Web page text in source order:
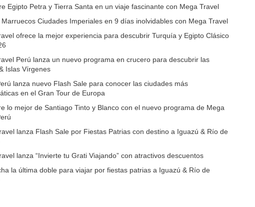
Egipto Petra y Tierra Santa en un viaje fascinante con Mega Travel
Ciudades Imperiales en 9 días inolvidables con Mega Travel
ofrece la mejor experiencia para descubrir Turquía y Egipto Clásico
Perú lanza un nuevo programa en crucero para descubrir las
Islas Vírgenes
lanza nuevo Flash Sale para conocer las ciudades más
en el Gran Tour de Europa
lo mejor de Santiago Tinto y Blanco con el nuevo programa de Mega
lanza Flash Sale por Fiestas Patrias con destino a Iguazú & Río de
lanza “Invierte tu Grati Viajando” con atractivos descuentos
la última doble para viajar por fiestas patrias a Iguazú & Río de